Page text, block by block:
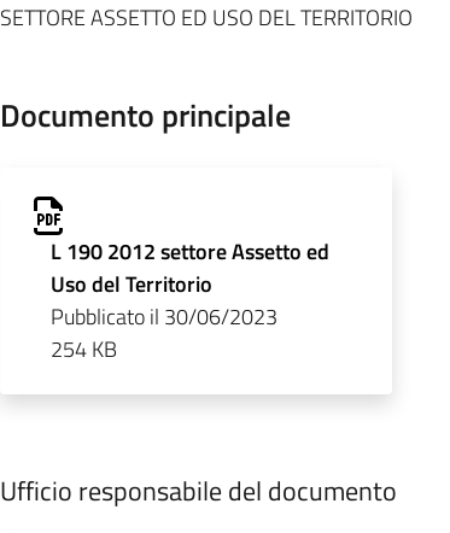
SETTORE ASSETTO ED USO DEL TERRITORIO
Documento principale
L 190 2012 settore Assetto ed
Uso del Territorio
Pubblicato il 30/06/2023
254 KB
Ufficio responsabile del documento